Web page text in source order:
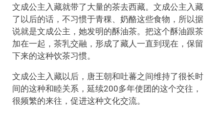
文成公主入藏就带了大量的茶去西藏。文成公主入藏
了以后的话，不习惯于青稞、奶酪这些食物，所以据
说就是文成公主，她发明的酥油茶。把这个酥油跟茶
加在一起，茶乳交融，形成了藏人一直到现在，保留
下来的这种饮茶习惯。
文成公主入藏以后，唐王朝和吐蕃之间维持了很长时
间的这种和睦关系，延续200多年使团的这个交往，
很频繁的来往，促进这种文化交流。